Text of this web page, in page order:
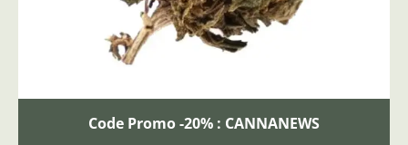
Code Promo -20% : CANNANEWS